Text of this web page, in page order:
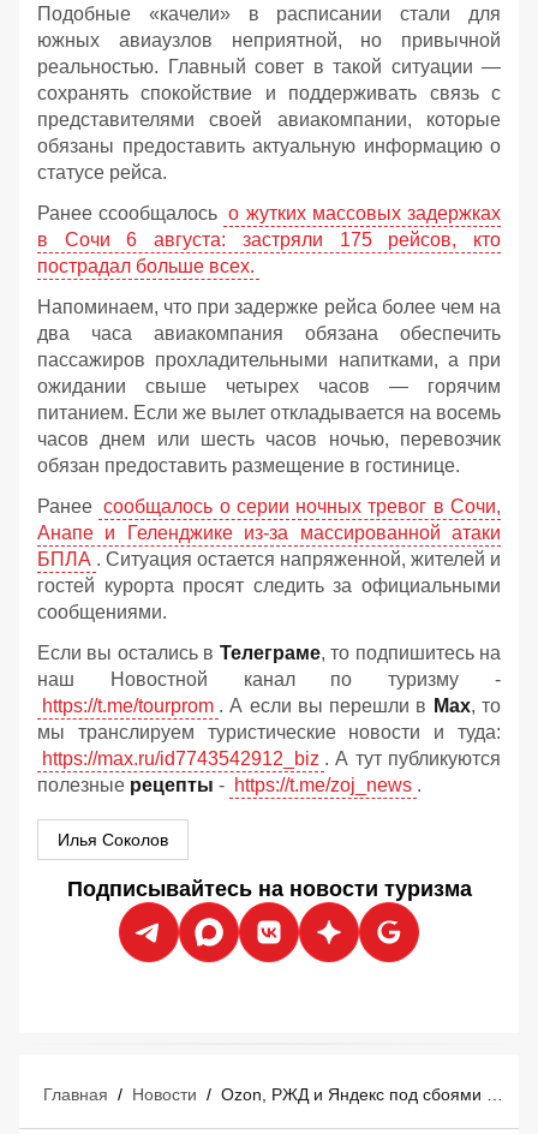
Подобные «качели» в расписании стали для
южных авиаузлов неприятной, но привычной
реальностью. Главный совет в такой ситуации —
сохранять спокойствие и поддерживать связь с
представителями своей авиакомпании, которые
обязаны предоставить актуальную информацию о
статусе рейса.
Ранее ссообщалось о жутких массовых задержках
в Сочи 6 августа: застряли 175 рейсов, кто
пострадал больше всех.
Напоминаем, что при задержке рейса более чем на
два часа авиакомпания обязана обеспечить
пассажиров прохладительными напитками, а при
ожидании свыше четырех часов — горячим
питанием. Если же вылет откладывается на восемь
часов днем или шесть часов ночью, перевозчик
обязан предоставить размещение в гостинице.
Ранее сообщалось о серии ночных тревог в Сочи,
Анапе и Геленджике из-за массированной атаки
БПЛА . Ситуация остается напряженной, жителей и
гостей курорта просят следить за официальными
сообщениями.
Если вы остались в Телеграме, то подпишитесь на
наш Новостной канал по туризму -
https://t.me/tourprom . А если вы перешли в Мах, то
мы транслируем туристические новости и туда:
https://max.ru/id7743542912_biz . А тут публикуются
полезные рецепты - https://t.me/zoj_news .
Илья Соколов
Подписывайтесь на новости туризма
Главная / Новости / Ozon, РЖД и Яндекс под сбоями 6 августа : у российских туристов возникли проблемы с покупкой билетов и отелей